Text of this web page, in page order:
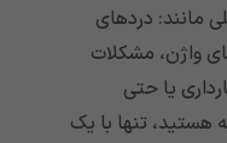
مانند: دردهای
واژن، مشکلات
یا حتی
هستید، تنها با یک